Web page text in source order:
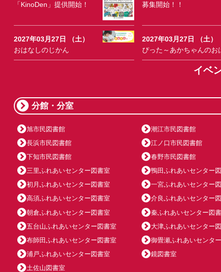
「KinoDen」提供開始！
募集開始！！
2027年03月27日 （土）
おはなしのじかん
2027年03月27日 （土）
ぴった～あかちゃんのお
イベ
分館・分室
旭市民図書館
潮江市民図書館
長浜市民図書館
江ノ口市民図書館
下知市民図書館
春野市民図書館
三里ふれあいセンター図書室
鴨田ふれあいセンター
初月ふれあいセンター図書室
一宮ふれあいセンター
高須ふれあいセンター図書室
介良ふれあいセンター
朝倉ふれあいセンター図書室
秦ふれあいセンター図
五台山ふれあいセンター図書室
大津ふれあいセンター
布師田ふれあいセンター図書室
御畳瀬ふれあいセンタ
浦戸ふれあいセンター図書室
鏡図書室
土佐山図書室